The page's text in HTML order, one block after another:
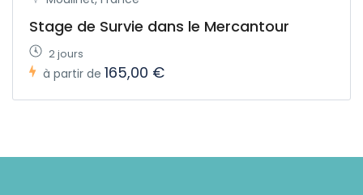
Stage de Survie dans le Mercantour
2 jours
à partir de 165,00 €